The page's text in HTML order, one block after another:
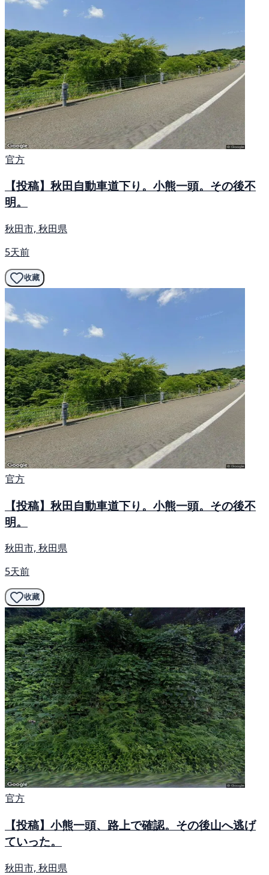
官方
【投稿】秋田自動車道下り。小熊一頭。その後不
明。
秋田市, 秋田県
5天前
收藏
官方
【投稿】秋田自動車道下り。小熊一頭。その後不
明。
秋田市, 秋田県
5天前
收藏
官方
【投稿】小熊一頭、路上で確認。その後山へ逃げ
ていった。
秋田市, 秋田県